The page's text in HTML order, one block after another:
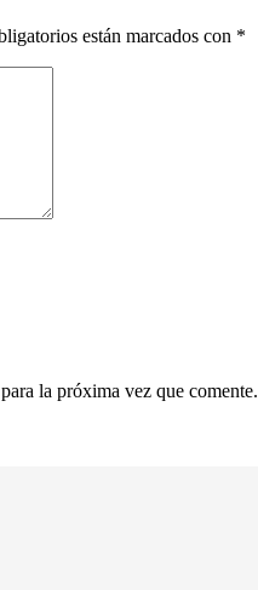
están marcados con *
la próxima vez que comente.